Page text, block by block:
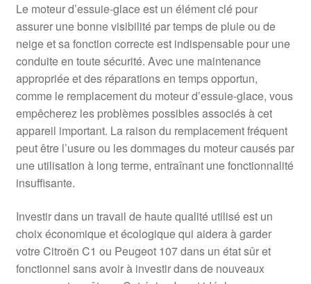
Le moteur d’essuie-glace est un élément clé pour
assurer une bonne visibilité par temps de pluie ou de
neige et sa fonction correcte est indispensable pour une
conduite en toute sécurité. Avec une maintenance
appropriée et des réparations en temps opportun,
comme le remplacement du moteur d’essuie-glace, vous
empêcherez les problèmes possibles associés à cet
appareil important. La raison du remplacement fréquent
peut être l’usure ou les dommages du moteur causés par
une utilisation à long terme, entraînant une fonctionnalité
insuffisante.
Investir dans un travail de haute qualité utilisé est un
choix économique et écologique qui aidera à garder
votre Citroën C1 ou Peugeot 107 dans un état sûr et
fonctionnel sans avoir à investir dans de nouveaux